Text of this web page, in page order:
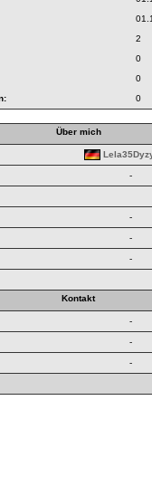
2
0
0
0
Über mich
-
-
-
-
Kontakt
-
-
-